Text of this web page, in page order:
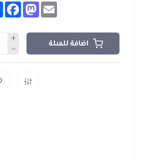
Share FacebookMastodon
اضافة للسلة